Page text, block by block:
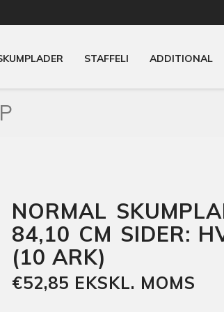
STAFFELI ADDITIONAL
NORMAL
84,10 CM SIDER:
(10 ARK)
€52,85 EKSKL. MOMS